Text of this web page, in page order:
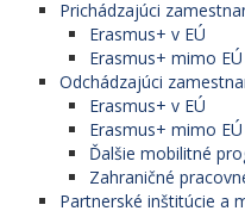
Prichádzajúci
Erasmus+ v EÚ
Erasmus+ mimo EÚ
Odchádzajúci
Erasmus+ v EÚ
Erasmus+ mimo EÚ
Ďalšie mobilitné
Zahraničné
Partnerské inštitúcie a